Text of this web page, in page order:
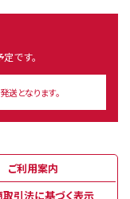
です。
となります。
ご利用案内
引法に基づく表示